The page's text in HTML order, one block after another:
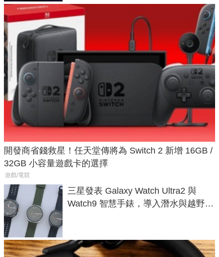
開發商省錢救星！任天堂傳將為 Switch 2 新增 16GB /
32GB 小容量遊戲卡的選擇
遊戲/電競
三星發表 Galaxy Watch Ultra2 與
Watch9 智慧手錶，導入潛水與越野跑